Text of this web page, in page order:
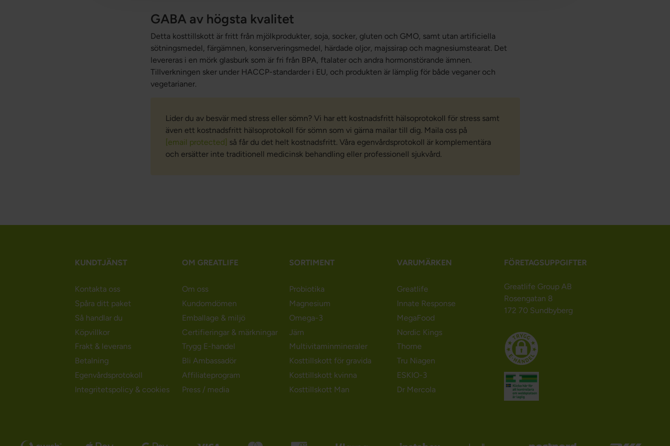
GABA av högsta kvalitet
Detta kosttillskott är fritt från mjölkprodukter, soja, socker, gluten och GMO, samt utan artificiella
sötningsmedel, färgämnen, konserveringsmedel, härdade oljor, majssirap och magnesiumstearat. Det
levereras i en mörk glasburk som är fri från BPA, ftalater och andra hormonstörande ämnen.
Tillverkningen sker under HACCP-standarder i EU, och produkten är lämplig för både veganer och
vegetarianer.
Lider du av besvär med stress eller sömn? Vi har ett kostnadsfritt hälsoprotokoll för stress samt
även ett kostnadsfritt hälsoprotokoll för sömn som vi gärna mailar till dig. Maila oss på
[email protected] så får du det helt kostnadsfritt. Våra egenvårdsprotokoll är komplementära
och ersätter inte traditionell medicinsk behandling eller professionell sjukvård.
KUNDTJÄNST
Kontakta oss
Spåra ditt paket
Så handlar du
Köpvillkor
Frakt & leverans
Betalning
Egenvårdsprotokoll
Integritetspolicy & cookies
OM GREATLIFE
Om oss
Kundomdömen
Emballage & miljö
Certifieringar & märkningar
Trygg E-handel
Bli Ambassadör
Affiliateprogram
Press / media
SORTIMENT
Probiotika
Magnesium
Omega-3
Järn
Multivitaminmineraler
Kosttillskott för gravida
Kosttillskott kvinna
Kosttillskott Man
VARUMÄRKEN
Greatlife
Innate Response
MegaFood
Nordic Kings
Thorne
Tru Niagen
ESKIO-3
Dr Mercola
FÖRETAGSUPPGIFTER
Greatlife Group AB
Rosengatan 8
172 70 Sundbyberg